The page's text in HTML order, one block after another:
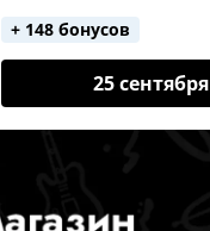
+ 148 бонусов
25 сентября